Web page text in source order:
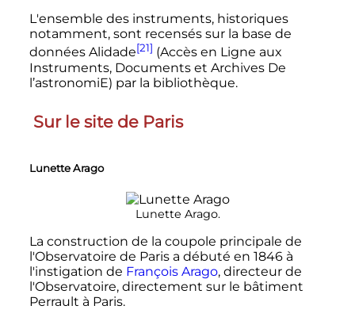
L'ensemble des instruments, historiques
notamment, sont recensés sur la base de
données Alidade[21] (Accès en Ligne aux
Instruments, Documents et Archives De
l’astronomiE) par la bibliothèque.
Sur le site de Paris
Lunette Arago
Lunette Arago.
La construction de la coupole principale de
l'Observatoire de Paris a débuté en 1846 à
l'instigation de François Arago, directeur de
l'Observatoire, directement sur le bâtiment
Perrault à Paris.